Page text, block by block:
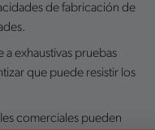
de fabricación de
exhaustivas pruebas
que puede resistir los
comerciales pueden